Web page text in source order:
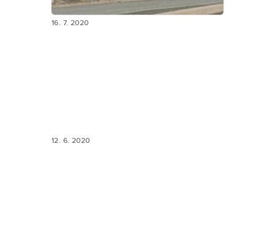
16. 7. 2020
12. 6. 2020